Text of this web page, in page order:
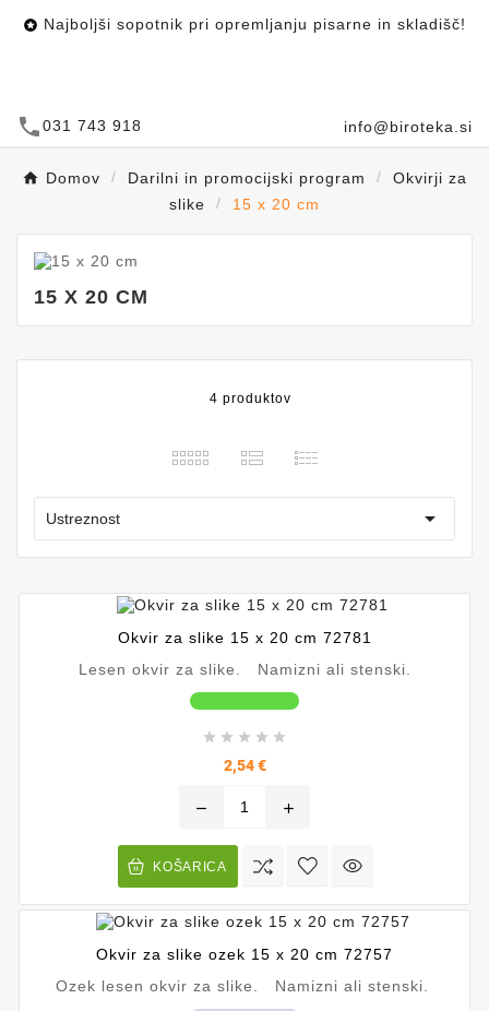
 Najboljši sopotnik pri opremljanju pisarne in skladišč!
call031 743 918 info@biroteka.si
Domov Darilni in promocijski program
Okvirji za
slike
15 x 20 cm
15 X 20 CM
4 produktov
Ustreznost 
Okvir za slike 15 x 20 cm 72781
Lesen okvir za slike. Namizni ali stenski.
    
2,54 €Cena
remove add
KOŠARICA
Okvir za slike ozek 15 x 20 cm 72757
Ozek lesen okvir za slike. Namizni ali stenski.